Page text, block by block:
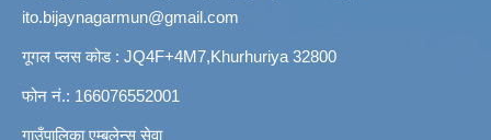
ito.bijaynagarmun@gmail.com
गूगल प्लस कोड : JQ4F+4M7,Khurhuriya 32800
फोन नं.: 166076552001
गाउँपालिका एम्बुलेन्स सेवा